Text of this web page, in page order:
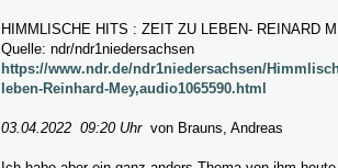
HIMMLISCHE HITS : ZEIT ZU LEBEN- REINARD
Quelle: ndr/ndr1niedersachsen
https://www.ndr.de/ndr1niedersachsen/
leben-Reinhard-Mey,audio1065590.html
03.04.2022 09:20 Uhrvon Brauns, Andreas